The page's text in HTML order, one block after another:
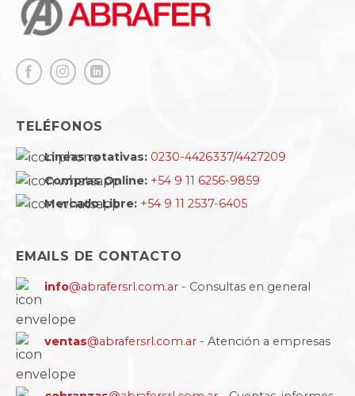
TELÉFONOS
Lineas rotativas: 0230-4426337/4427209
Compras Online: +54 9 11 6256-9859
Mercado Libre: +54 9 11 2537-6405
EMAILS DE CONTACTO
info@abrafersrl.com.ar - Consultas en general
ventas@abrafersrl.com.ar - Atención a empresas